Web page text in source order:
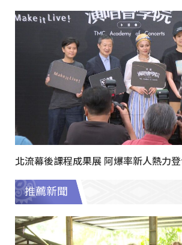
北流幕後課程成果展 阿爆率新人熱力
推薦新聞